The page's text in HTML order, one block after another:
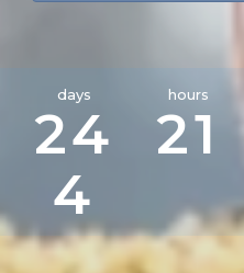
days
24
4
hours
21